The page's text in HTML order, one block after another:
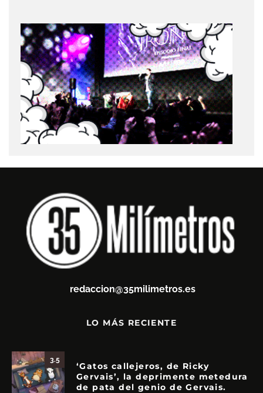
redaccion@35milimetros.es
LO MÁS RECIENTE
3.5
‘Gatos callejeros, de Ricky
Gervais’, la deprimente metedura
de pata del genio de Gervais.